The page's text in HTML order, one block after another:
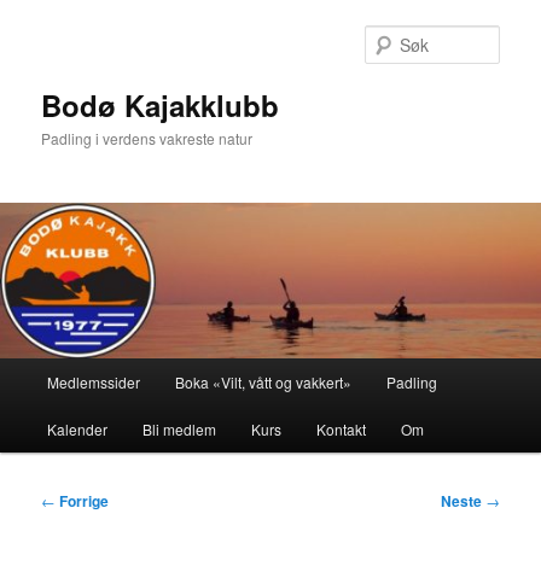
Bodø Kajakklubb
Padling i verdens vakreste natur
Medlemssider Boka «Vilt, vått og vakkert» Padling
Kalender Bli medlem Kurs Kontakt Om
Innleggsnavigasjon
← Forrige Neste →